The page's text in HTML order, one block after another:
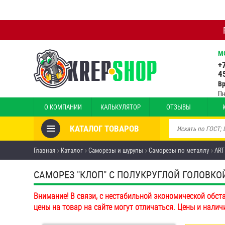
О КОМПАНИИ КАЛЬКУЛЯТОР ОТЗЫВЫ
КАТАЛОГ ТОВАРОВ
Товары со скидкой
Анкеры
Антивандальный крепёж,
инструмент
Болты и винты
Главная Каталог Саморезы и шурупы Саморезы по металлу
САМОРЕЗ "КЛОП" С ПОЛУКРУГЛОЙ
Внимание! В связи, с нестабильной экономической
цены на товар на сайте могут отличаться. Цены и